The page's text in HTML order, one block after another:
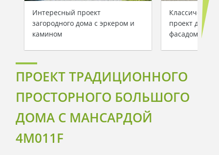
Интересный проект
загородного дома с эркером и
камином
проект дома
фасадом
ПРОЕКТ ТРАДИЦИОННОГО
ПРОСТОРНОГО БОЛЬШОГО
ДОМА С МАНСАРДОЙ
4M011F